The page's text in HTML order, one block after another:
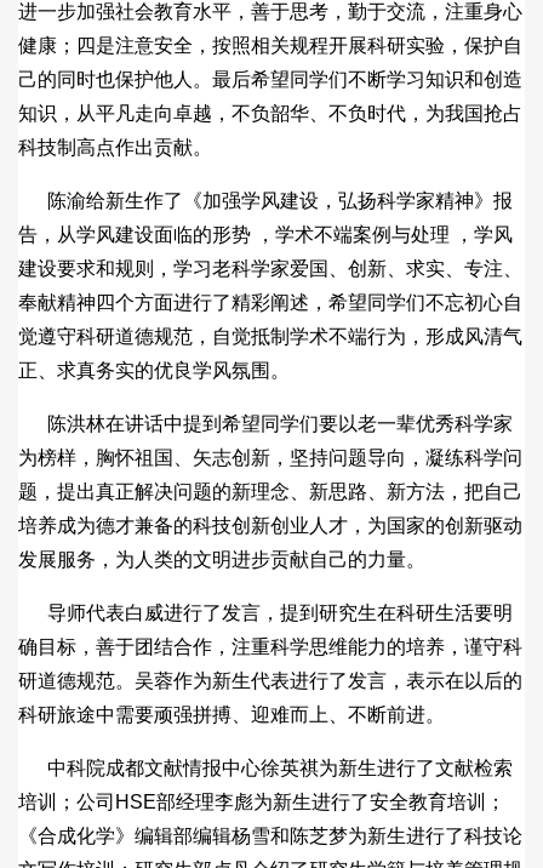
进一步加强社会教育水平，善于思考，勤于交流，注重身心
健康；四是注意安全，按照相关规程开展科研实验，保护自
己的同时也保护他人。最后希望同学们不断学习知识和创造
知识，从平凡走向卓越，不负韶华、不负时代，为我国抢占
科技制高点作出贡献。
陈渝给新生作了《加强学风建设，弘扬科学家精神》报
告，从学风建设面临的形势 ，学术不端案例与处理 ，学风
建设要求和规则，学习老科学家爱国、创新、求实、专注、
奉献精神四个方面进行了精彩阐述，希望同学们不忘初心自
觉遵守科研道德规范，自觉抵制学术不端行为，形成风清气
正、求真务实的优良学风氛围。
陈洪林在讲话中提到希望同学们要以老一辈优秀科学家
为榜样，胸怀祖国、矢志创新，坚持问题导向，凝练科学问
题，提出真正解决问题的新理念、新思路、新方法，把自己
培养成为德才兼备的科技创新创业人才，为国家的创新驱动
发展服务，为人类的文明进步贡献自己的力量。
导师代表白威进行了发言，提到研究生在科研生活要明
确目标，善于团结合作，注重科学思维能力的培养，谨守科
研道德规范。吴蓉作为新生代表进行了发言，表示在以后的
科研旅途中需要顽强拼搏、迎难而上、不断前进。
中科院成都文献情报中心徐英祺为新生进行了文献检索
培训；公司HSE部经理李彪为新生进行了安全教育培训；
《合成化学》编辑部编辑杨雪和陈芝梦为新生进行了科技论